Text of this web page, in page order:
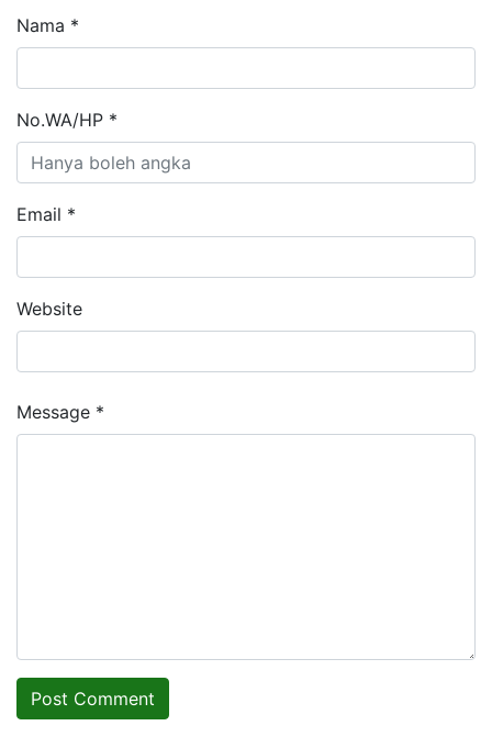
Nama *
No.WA/HP *
Email *
Website
Message *